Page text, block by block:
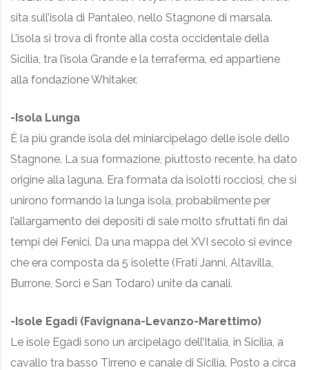
sita sull’isola di Pantaleo, nello Stagnone di marsala.
L’isola si trova di fronte alla costa occidentale della
Sicilia, tra l’isola Grande e la terraferma, ed appartiene
alla fondazione Whitaker.
-Isola Lunga
È la più grande isola del miniarcipelago delle isole dello
Stagnone. La sua formazione, piuttosto recente, ha dato
origine alla laguna. Era formata da isolotti rocciosi, che si
unirono formando la lunga isola, probabilmente per
l’allargamento dei depositi di sale molto sfruttati fin dai
tempi dei Fenici. Da una mappa del XVI secolo si evince
che era composta da 5 isolette (Frati Janni, Altavilla,
Burrone, Sorci e San Todaro) unite da canali.
-Isole Egadi (Favignana-Levanzo-Marettimo)
Le isole Egadi sono un arcipelago dell’Italia, in Sicilia, a
cavallo tra basso Tirreno e canale di Sicilia. Posto a circa